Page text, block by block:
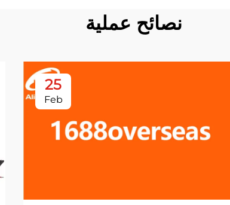
نصائح عملية
25
Feb